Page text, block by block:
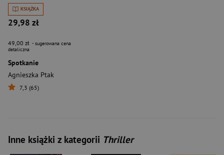
KSIĄŻKA
29,98 zł
49,00 zł - sugerowana cena
detaliczna
Spotkanie
Agnieszka Ptak
7,3 (65)
Inne książki z kategorii Thriller